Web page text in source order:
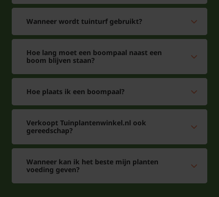
Wanneer wordt tuinturf gebruikt?
Hoe lang moet een boompaal naast een
boom blijven staan?
Hoe plaats ik een boompaal?
Verkoopt Tuinplantenwinkel.nl ook
gereedschap?
Wanneer kan ik het beste mijn planten
voeding geven?